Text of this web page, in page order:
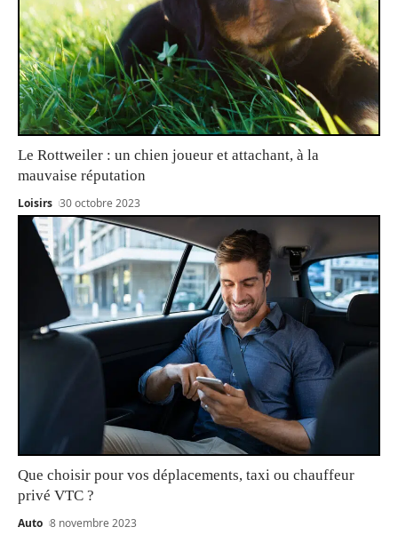
Le Rottweiler : un chien joueur et attachant, à la
mauvaise réputation
Loisirs 30 octobre 2023
Que choisir pour vos déplacements, taxi ou chauffeur
privé VTC ?
Auto 8 novembre 2023